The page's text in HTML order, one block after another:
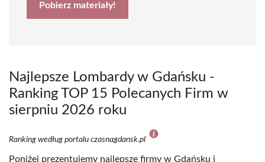
Pobierz materiały!
Najlepsze Lombardy w Gdańsku -
Ranking TOP 15 Polecanych Firm w
sierpniu 2026 roku
Ranking według portalu czasnagdansk.pl
Poniżej prezentujemy najlepsze firmy w Gdańsku i